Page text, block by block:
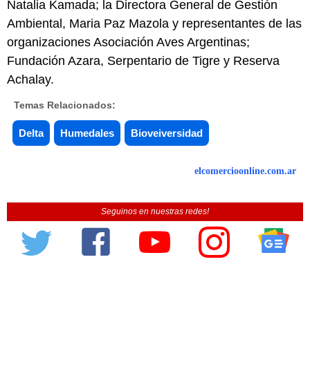
Natalia Kamada; la Directora General de Gestión
Ambiental, Maria Paz Mazola y representantes de las
organizaciones Asociación Aves Argentinas;
Fundación Azara, Serpentario de Tigre y Reserva
Achalay.
Temas Relacionados:
Delta Humedales Bioveiversidad
elcomercioonline.com.ar
Seguinos en nuestras redes!